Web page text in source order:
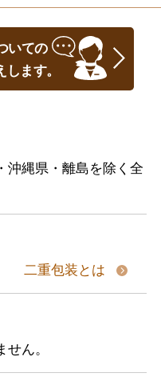
いての
ます。
沖縄県・離島を除く全
二重包装とは
ん。